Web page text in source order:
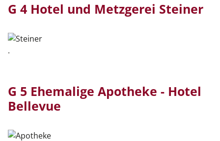
G 4 Hotel und Metzgerei Steiner
.
G 5 Ehemalige Apotheke - Hotel
Bellevue